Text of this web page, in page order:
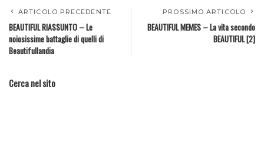
ARTICOLO PRECEDENTE
BEAUTIFUL RIASSUNTO – Le
noiosissime battaglie di quelli di
Beautifullandia
PROSSIMO ARTICOLO
BEAUTIFUL MEMES – La vita secondo
BEAUTIFUL [2]
Cerca nel sito